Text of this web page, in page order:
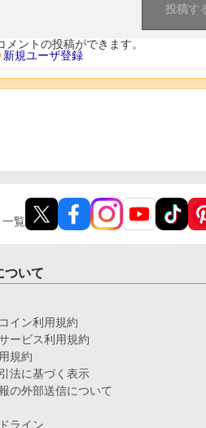
メントの投稿ができます。
新規ユーザ登録
一覧
ついて
イン利用規約
ービス利用規約
規約
法に基づく表示
の外部送信について
ライン